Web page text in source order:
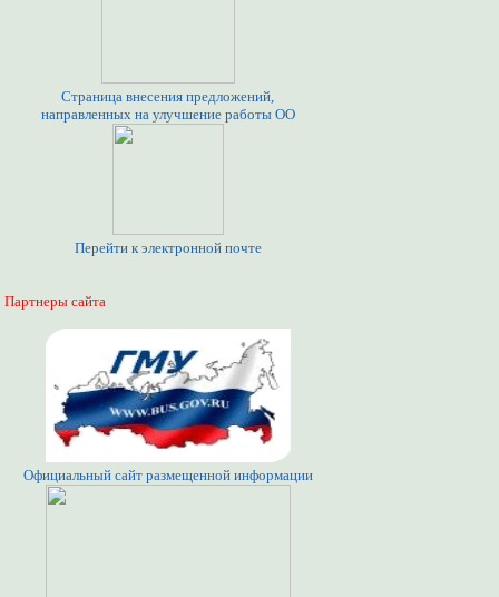
Страница внесения предложений,
направленных на улучшение работы ОО
Перейти к электронной почте
Партнеры сайта
Официальный сайт размещенной информации